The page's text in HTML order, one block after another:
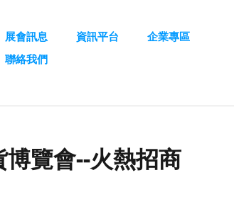
展會訊息 資訊平台
企業專區
聯絡我們
覽會--火熱招商